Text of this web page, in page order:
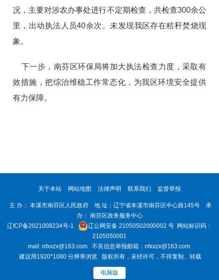
况，主要对涉农办事处进行不定期检查，共检查300余公
里，出动执法人员40余次。未发现我区存在秸秆焚烧现
象。
下一步，南芬区环保局将加大执法检查力度，采取有
效措施，把综治维稳工作常态化，为我区环境安全提供
有力保障。
关于本站 网站地图 法律声明 联系我们 监督举报
主 办： 本溪市南芬区人民政府 地 址：辽宁省本溪市南芬区中心路145号 承
办： 南芬区政务服务中心
辽ICP备2021008234号-1
辽公网安备 21050502000002 号 网站标识码：
2105050001
mail: nfxxzx@163.com 不良信息举报邮箱：nfxxzx@163.com
建议用1920*1080 分辨率浏览 版权所有，未经许可，不得复制、转载
电脑版